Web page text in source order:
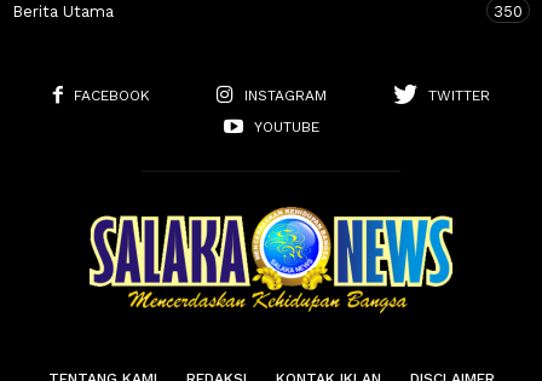
Berita Utama 350
FACEBOOK INSTAGRAM
TWITTER
YOUTUBE